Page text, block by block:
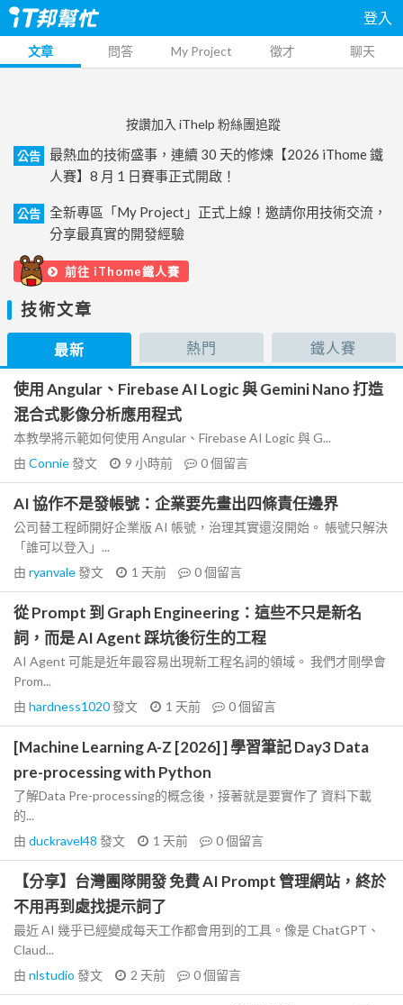
登入
文章 問答 My Project 徵才 聊天
按讚加入 iThelp 粉絲團追蹤
公告
最熱血的技術盛事，連續 30 天的修煉【2026 iThome 鐵
人賽】8 月 1 日賽事正式開啟！
公告
全新專區「My Project」正式上線！邀請你用技術交流，
分享最真實的開發經驗
前往 iThome鐵人賽
技術文章
最新 熱門 鐵人賽
使用 Angular、Firebase AI Logic 與 Gemini Nano 打造
混合式影像分析應用程式
本教學將示範如何使用 Angular、Firebase AI Logic 與 G...
由 Connie發文 9 小時前 0個留言
AI 協作不是發帳號：企業要先畫出四條責任邊界
公司替工程師開好企業版 AI 帳號，治理其實還沒開始。 帳號只解決
「誰可以登入」...
由 ryanvale發文 1 天前 0個留言
從 Prompt 到 Graph Engineering：這些不只是新名
詞，而是 AI Agent 踩坑後衍生的工程
AI Agent 可能是近年最容易出現新工程名詞的領域。 我們才剛學會
Prom...
由 hardness1020發文 1 天前 0個留言
[Machine Learning A-Z [2026] ] 學習筆記 Day3 Data
pre-processing with Python
了解Data Pre-processing的概念後，接著就是要實作了 資料下載
的...
由 duckravel48 發文 1 天前 0個留言
【分享】台灣團隊開發 免費 AI Prompt 管理網站，終於
不用再到處找提示詞了
最近 AI 幾乎已經變成每天工作都會用到的工具。像是 ChatGPT、
Claud...
由 nlstudio 發文 2 天前 0個留言